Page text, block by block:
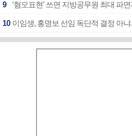
9 ‘혐오표현’ 쓰면 지방공무원 최대 파
10 이임생, 홍명보 선임 독단적 결정 아